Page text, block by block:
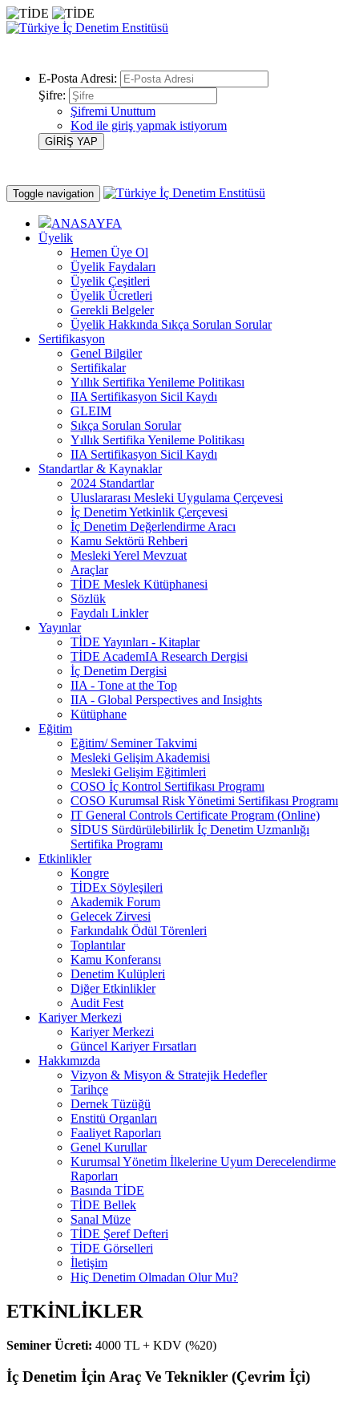
E-Posta Adresi:
Şifre:
Şifremi Unuttum
Kod ile giriş yapmak istiyorum
Toggle navigation
ANASAYFA
Üyelik
Hemen Üye Ol
Üyelik Faydaları
Üyelik Çeşitleri
Üyelik Ücretleri
Gerekli Belgeler
Üyelik Hakkında Sıkça Sorulan Sorular
Sertifikasyon
Genel Bilgiler
Sertifikalar
Yıllık Sertifika Yenileme Politikası
IIA Sertifikasyon Sicil Kaydı
GLEIM
Sıkça Sorulan Sorular
Yıllık Sertifika Yenileme Politikası
IIA Sertifikasyon Sicil Kaydı
Standartlar & Kaynaklar
2024 Standartlar
Uluslararası Mesleki Uygulama Çerçevesi
İç Denetim Yetkinlik Çerçevesi
İç Denetim Değerlendirme Aracı
Kamu Sektörü Rehberi
Mesleki Yerel Mevzuat
Araçlar
TİDE Meslek Kütüphanesi
Sözlük
Faydalı Linkler
Yayınlar
TİDE Yayınları - Kitaplar
TİDE AcademIA Research Dergisi
İç Denetim Dergisi
IIA - Tone at the Top
IIA - Global Perspectives and Insights
Kütüphane
Eğitim
Eğitim/ Seminer Takvimi
Mesleki Gelişim Akademisi
Mesleki Gelişim Eğitimleri
COSO İç Kontrol Sertifikası Programı
COSO Kurumsal Risk Yönetimi Sertifikası Programı
IT General Controls Certificate Program (Online)
SİDUS Sürdürülebilirlik İç Denetim Uzmanlığı
Sertifika Programı
Etkinlikler
Kongre
TİDEx Söyleşileri
Akademik Forum
Gelecek Zirvesi
Farkındalık Ödül Törenleri
Toplantılar
Kamu Konferansı
Denetim Kulüpleri
Diğer Etkinlikler
Audit Fest
Kariyer Merkezi
Kariyer Merkezi
Güncel Kariyer Fırsatları
Hakkımızda
Vizyon & Misyon & Stratejik Hedefler
Tarihçe
Dernek Tüzüğü
Enstitü Organları
Faaliyet Raporları
Genel Kurullar
Kurumsal Yönetim İlkelerine Uyum Derecelendirme
Raporları
Basında TİDE
TİDE Bellek
Sanal Müze
TİDE Şeref Defteri
TİDE Görselleri
İletişim
Hiç Denetim Olmadan Olur Mu?
ETKİNLİKLER
Seminer Ücreti: 4000 TL + KDV (%20)
İç Denetim İçin Araç Ve Teknikler (Çevrim İçi)